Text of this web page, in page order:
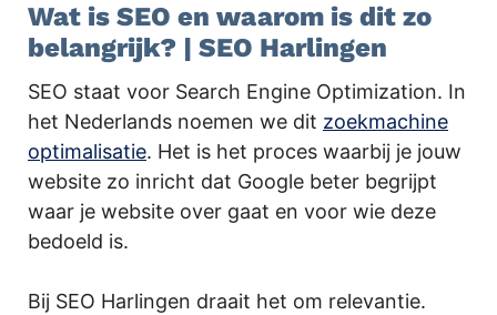
Wat is SEO en waarom is dit zo
belangrijk? | SEO Harlingen
SEO staat voor Search Engine Optimization. In
het Nederlands noemen we dit zoekmachine
optimalisatie. Het is het proces waarbij je jouw
website zo inricht dat Google beter begrijpt
waar je website over gaat en voor wie deze
bedoeld is.
Bij SEO Harlingen draait het om relevantie.